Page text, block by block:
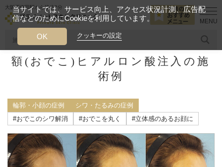
大阪西梅田駅から徒歩2分
人気のワード 糸リフト ヒアルロン酸 リジュランアイ
今月のおすすめメニュー
当クリニック月替わりのおすすめのメニュー
プライベートスキンクリニックが
選ばれる理由
施術症例 輪郭・小顔の症例 額(おでこ)ヒアルロン酸注入
額(おでこ)ヒアルロン酸注入の施
術例
輪郭・小顔の症例
シワ・たるみの症例
#おでこのシワ解消
#おでこを丸く #立体感のあるお顔に
当サイトでは、サービス向上、アクセス状況計測、広告配
信などのためにCookieを利用しています。
クッキーの設定
OK